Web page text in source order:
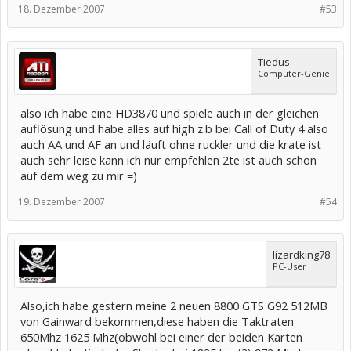
#53
18. Dezember 2007
Tiedus
Computer-Genie
also ich habe eine HD3870 und spiele auch in der gleichen
auflösung und habe alles auf high z.b bei Call of Duty 4 also
auch AA und AF an und läuft ohne ruckler und die krate ist
auch sehr leise kann ich nur empfehlen 2te ist auch schon
auf dem weg zu mir =)
#54
19. Dezember 2007
lizardking78
PC-User
Also,ich habe gestern meine 2 neuen 8800 GTS G92 512MB
von Gainward bekommen,diese haben die Taktraten
650Mhz 1625 Mhz(obwohl bei einer der beiden Karten